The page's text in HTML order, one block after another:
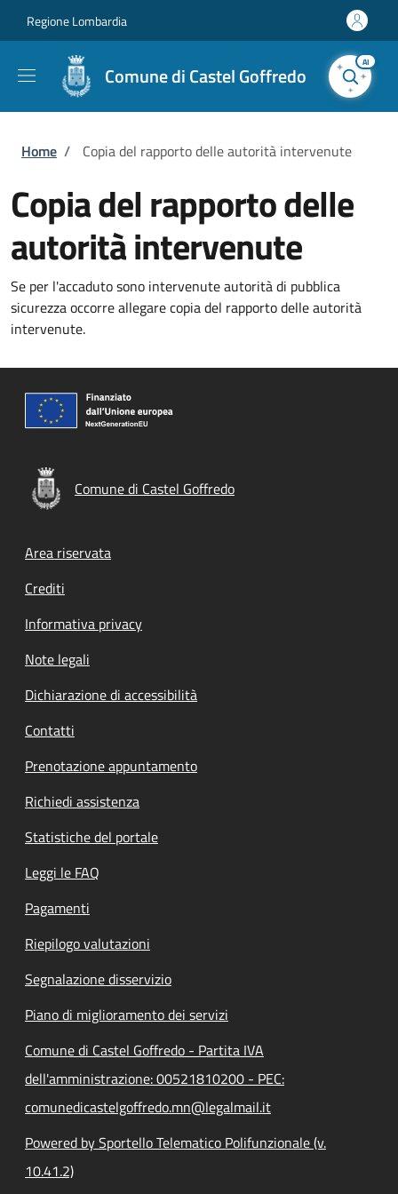
Regione Lombardia
Comune di Castel Goffredo
AI
Briciole di pane
Home / Copia del rapporto delle autorità intervenute
Copia del rapporto delle
autorità intervenute
Se per l'accaduto sono intervenute autorità di pubblica
sicurezza occorre allegare copia del rapporto delle autorità
intervenute.
Comune di Castel Goffredo
Footer menu
Area riservata
Crediti
Informativa privacy
Note legali
Dichiarazione di accessibilità
Contatti
Prenotazione appuntamento
Richiedi assistenza
Statistiche del portale
Leggi le FAQ
Pagamenti
Riepilogo valutazioni
Segnalazione disservizio
Piano di miglioramento dei servizi
Comune di Castel Goffredo - Partita IVA
dell'amministrazione: 00521810200 - PEC:
comunedicastelgoffredo.mn@legalmail.it
Powered by Sportello Telematico Polifunzionale (v.
10.41.2)